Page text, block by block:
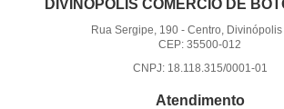
DIVINOPOLIS COMERCIO DE
Rua Sergipe, 190 -Centro, Divinópolis
CEP: 35500-012
CNPJ: 18.118.315/0001-01
Atendimento